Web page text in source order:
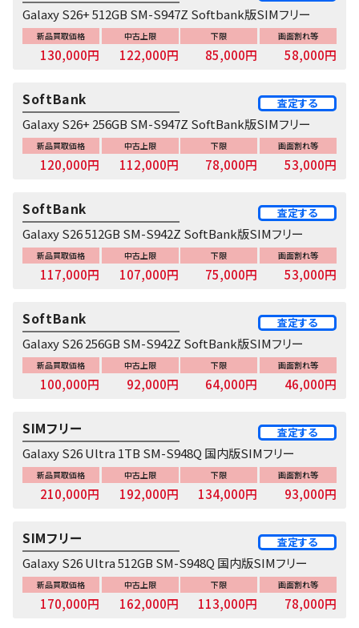
Galaxy S26+ 512GB SM-S947Z Softbank版SIMフリー
新品買取価格
130,000円
中古上限
122,000円
下限
85,000円
画面割れ等
58,000円
Galaxy S26+ 256GB SM-S947Z SoftBank版SIMフリー
SoftBank 査定する
新品買取価格
120,000円
中古上限
112,000円
下限
78,000円
画面割れ等
53,000円
Galaxy S26 512GB SM-S942Z SoftBank版SIMフリー
SoftBank 査定する
新品買取価格
117,000円
中古上限
107,000円
下限
75,000円
画面割れ等
53,000円
Galaxy S26 256GB SM-S942Z SoftBank版SIMフリー
SoftBank 査定する
新品買取価格
100,000円
中古上限
92,000円
下限
64,000円
画面割れ等
46,000円
Galaxy S26 Ultra 1TB SM-S948Q 国内版SIMフリー
SIMフリー 査定する
新品買取価格
210,000円
中古上限
192,000円
下限
134,000円
画面割れ等
93,000円
Galaxy S26 Ultra 512GB SM-S948Q 国内版SIMフリー
SIMフリー 査定する
新品買取価格
170,000円
中古上限
162,000円
下限
113,000円
画面割れ等
78,000円